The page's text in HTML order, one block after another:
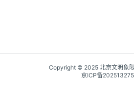
Copyright © 2025 北京文明象
京ICP备